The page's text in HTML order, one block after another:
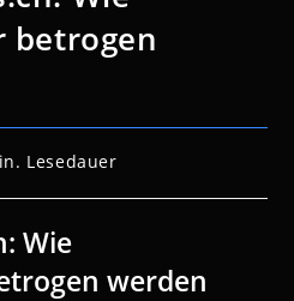
betrogen
Lesedauer
Wie
werden